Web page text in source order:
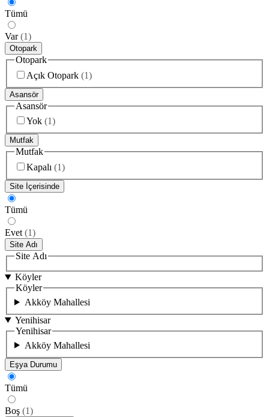
Tümü
Var (1)
Otopark
Otopark
Açık Otopark (1)
Asansör
Asansör
Yok (1)
Mutfak
Mutfak
Kapalı (1)
Site İçerisinde
Tümü
Evet (1)
Site Adı
Site Adı
Köyler
Köyler
Akköy Mahallesi
Yenihisar
Yenihisar
Akköy Mahallesi
Eşya Durumu
Tümü
Boş (1)